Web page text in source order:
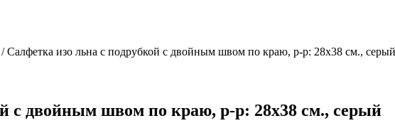
/Салфетка изо льна с подрубкой с двойным швом по краю, р-р: 28х38 см., серый
с двойным швом по краю, р-р: 28х38 см., серый